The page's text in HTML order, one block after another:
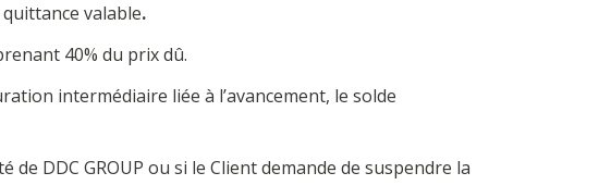
valable.
40% du prix dû.
intermédiaire liée à l’avancement, le solde
DDC GROUP ou si le Client demande de suspendre la